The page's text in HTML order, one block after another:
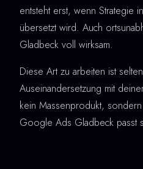
entsteht erst, wenn Strategie
übersetzt wird. Auch
Gladbeck voll wirksam.
Diese Art zu arbeiten ist
Auseinandersetzung mit
kein Massenprodukt,
Google Ads Gladbeck passt